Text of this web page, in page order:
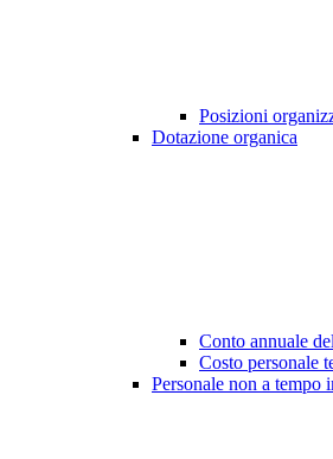
Posizioni
Dotazione organica
Conto annuale
Costo personale
Personale non a tempo